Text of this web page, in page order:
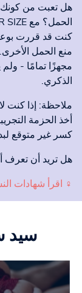
هل تعبت من كونك
كنت قد قررت
منع الحمل
مجهزًا تمامًا -
الذكري.
ملاحظة: إذا كنت
أخذ الحزمة
كسر غير متوقع
هل تريد أن تعرف
♀ اقرأ شهادات
سيد